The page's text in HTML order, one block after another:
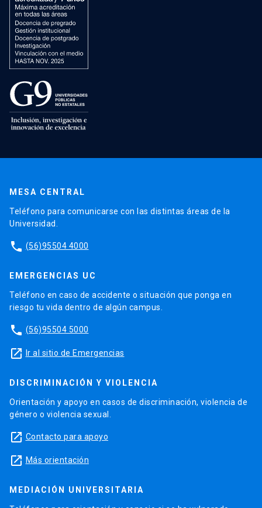
MESA CENTRAL
Teléfono para comunicarse con las distintas áreas de la
Universidad.
phone (56)95504 4000
EMERGENCIAS UC
Teléfono en caso de accidente o situación que ponga en
riesgo tu vida dentro de algún campus.
phone (56)95504 5000
launch Ir al sitio de Emergencias
DISCRIMINACIÓN Y VIOLENCIA
Orientación y apoyo en casos de discriminación, violencia de
género o violencia sexual.
launch Contacto para apoyo
launch Más orientación
MEDIACIÓN UNIVERSITARIA